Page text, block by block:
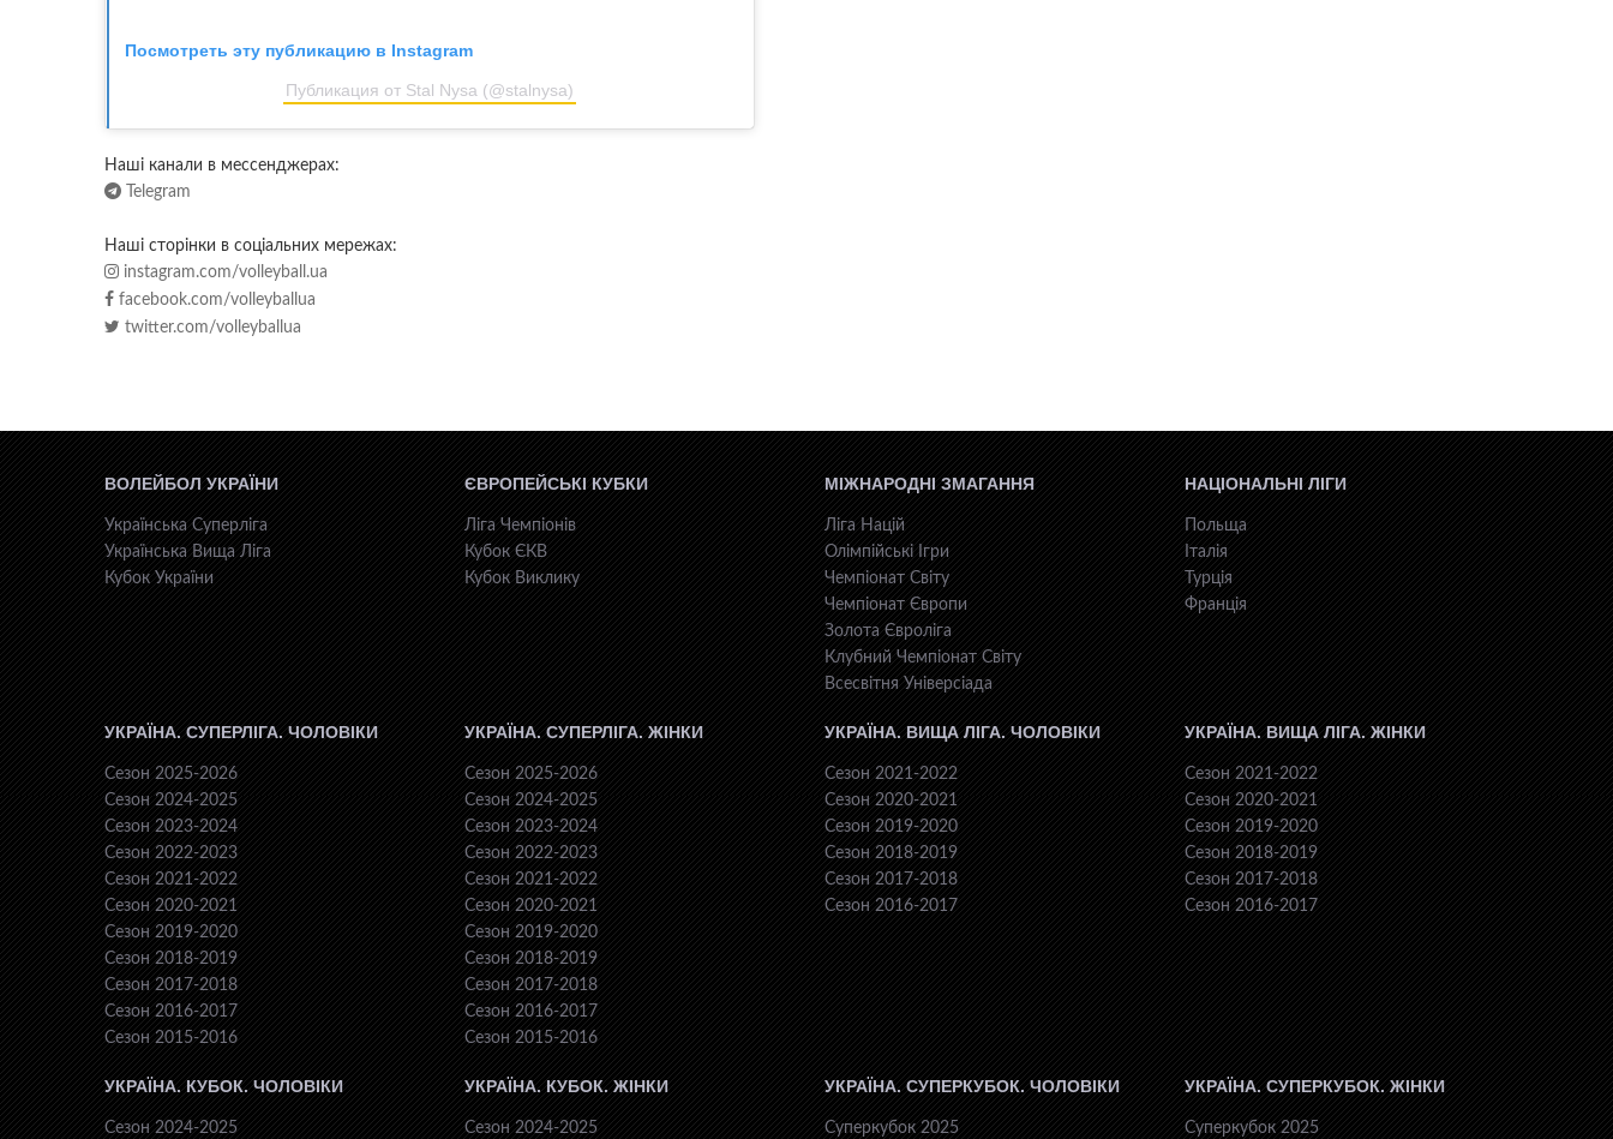
Посмотреть эту публикацию в Instagram
Публикация от Stal Nysa (@stalnysa)
Наші канали в мессенджерах:
Telegram
Наші сторінки в соціальних мережах:
instagram.com/volleyball.ua
facebook.com/volleyballua
twitter.com/volleyballua
ВОЛЕЙБОЛ УКРАЇНИ
Українська Суперліга
Українська Вища Ліга
Кубок України
ЄВРОПЕЙСЬКІ КУБКИ
Ліга Чемпіонів
Кубок ЄКВ
Кубок Виклику
МІЖНАРОДНІ ЗМАГАННЯ
Ліга Націй
Олімпійські Ігри
Чемпіонат Світу
Чемпіонат Європи
Золота Євроліга
Клубний Чемпіонат Світу
Всесвiтня Унiверсiaда
НАЦІОНАЛЬНІ ЛІГИ
Польща
Італія
Турція
Франція
УКРАЇНА. СУПЕРЛІГА. ЧОЛОВІКИ
Сезон 2025-2026
Сезон 2024-2025
Сезон 2023-2024
Сезон 2022-2023
Сезон 2021-2022
Сезон 2020-2021
Сезон 2019-2020
Сезон 2018-2019
Сезон 2017-2018
Сезон 2016-2017
Сезон 2015-2016
УКРАЇНА. СУПЕРЛІГА. ЖІНКИ
Сезон 2025-2026
Сезон 2024-2025
Сезон 2023-2024
Сезон 2022-2023
Сезон 2021-2022
Сезон 2020-2021
Сезон 2019-2020
Сезон 2018-2019
Сезон 2017-2018
Сезон 2016-2017
Сезон 2015-2016
УКРАЇНА. ВИЩА ЛІГА. ЧОЛОВІКИ
Сезон 2021-2022
Сезон 2020-2021
Сезон 2019-2020
Сезон 2018-2019
Сезон 2017-2018
Сезон 2016-2017
УКРАЇНА. ВИЩА ЛІГА. ЖІНКИ
Сезон 2021-2022
Сезон 2020-2021
Сезон 2019-2020
Сезон 2018-2019
Сезон 2017-2018
Сезон 2016-2017
УКРАЇНА. КУБОК. ЧОЛОВІКИ
Сезон 2024-2025
УКРАЇНА. КУБОК. ЖІНКИ
Сезон 2024-2025
УКРАЇНА. СУПЕРКУБОК. ЧОЛОВІКИ
Суперкубок 2025
УКРАЇНА. СУПЕРКУБОК. ЖІНКИ
Суперкубок 2025